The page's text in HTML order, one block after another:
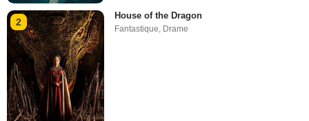
2
House of the Dragon
Fantastique, Drame